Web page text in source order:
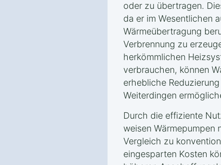
oder zu übertragen.
da er im Wesentlichen
Wärmeübertragung
Verbrennung zu
herkömmlichen
verbrauchen, können
erhebliche
Weiterdingen
Durch die effiziente
weisen Wärmepumpen
Vergleich zu
eingesparten Kosten